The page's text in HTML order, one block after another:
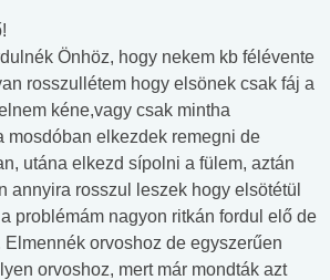
Önhöz, hogy nekem kb félévente
rosszullétem hogy elsönek csak fáj a
kéne,vagy csak mintha
mosdóban elkezdek remegni de
utána elkezd sípolni a fülem, aztán
annyira rosszul leszek hogy elsötétül
problémám nagyon ritkán fordul elő de
Elmennék orvoshoz de egyszerűen
orvoshoz, mert már mondták azt